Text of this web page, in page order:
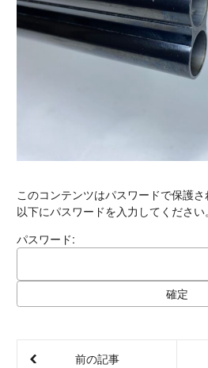
このコンテンツはパスワードで保護
以下にパスワードを入力してください。
パスワード:
前の記事